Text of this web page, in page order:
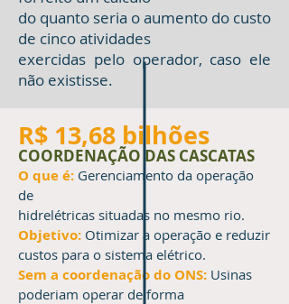
do quanto seria o aumento do custo
de cinco atividades
exercidas pelo operador, caso ele
não existisse.
R$ 13,68 bilhões
COORDENAÇÃO DAS CASCATAS
O que é: Gerenciamento da operação
de
hidrelétricas situadas no mesmo rio.
Objetivo: Otimizar a operação e reduzir
custos para o sistema elétrico.
Sem a coordenação do ONS: Usinas
poderiam operar de forma